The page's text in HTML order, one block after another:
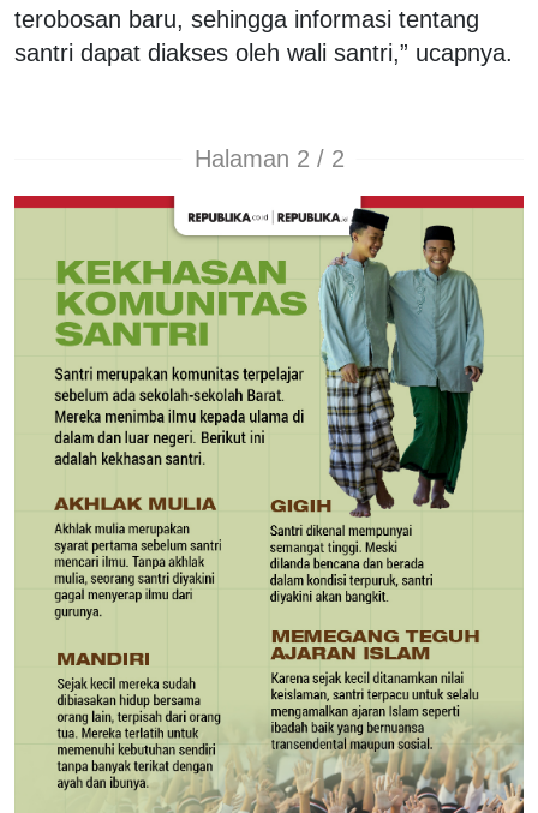
terobosan baru, sehingga informasi tentang
santri dapat diakses oleh wali santri,” ucapnya.
Halaman 2 / 2